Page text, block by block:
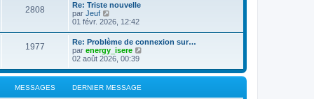
u
l
t
e
r
l
e
d
e
r
n
2808
Re: Triste nouvelle
par Jeuf
o
u
l
t
e
r
l
e
01 févr. 2026, 12:42
1977
Re: Problème de connexion sur…
par energy_isere
s
02 août 2026, 00:39
MESSAGES DERNIER MESSAGE